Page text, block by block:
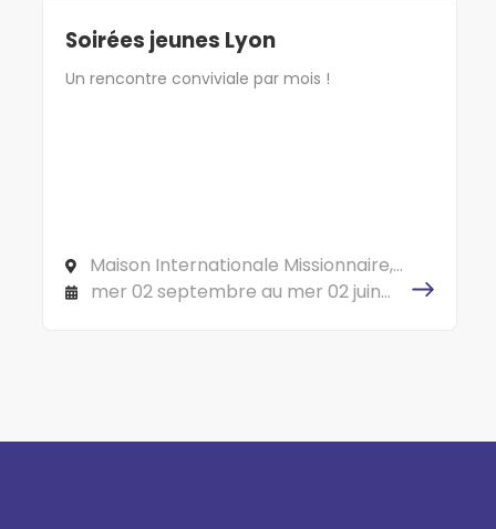
Soirées jeunes Lyon
Un rencontre conviviale par mois !
Maison Internationale Missionnaire,
150 cours Gambetta 69007 LYON
mer 02 septembre au mer 02 juin